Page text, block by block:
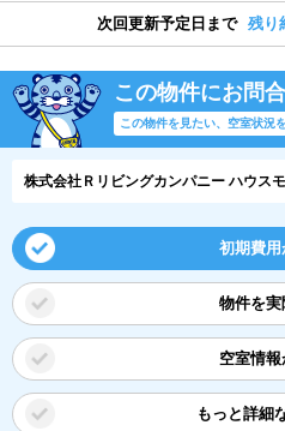
次回更新予定日まで 残り
この物件にお問
この物件を見たい、空室状況
株式会社Ｒリビングカンパニー ハウス
初期費
物件を
空室情
もっと詳細